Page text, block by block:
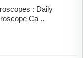
: Daily
Ca ..